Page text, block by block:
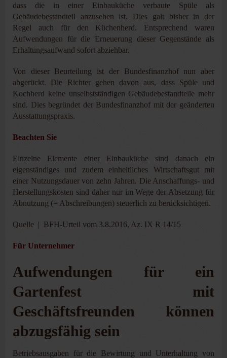
dass die in einer Einbauküche verbaute Spüle als
Gebäudebestandteil anzusehen ist. Dies galt bisher in der
Regel auch für den Küchenherd. Entsprechend waren
Aufwendungen für die Erneuerung dieser Gegenstände als
Erhaltungsaufwand sofort abziehbar.
Von dieser Beurteilung ist der Bundesfinanzhof nun aber
abgerückt. Die Richter gehen davon aus, dass Spüle und
Kochherd keine unselbstständigen Gebäudebestandteile mehr
sind. Dies begründet der Bundesfinanzhof mit der geänderten
Ausstattungspraxis.
Beachten Sie
Einzelne Elemente einer Einbauküche sind danach ein
eigenständiges und zudem einheitliches Wirtschaftsgut mit
einer Nutzungsdauer von zehn Jahren. Die Anschaffungs- und
Herstellungskosten sind daher nur im Wege der Absetzung für
Abnutzung (= Abschreibungen) steuerlich zu berücksichtigen.
Quelle | BFH-Urteil vom 3.8.2016, Az. IX R 14/15
Für Unternehmer
Aufwendungen für ein
Gartenfest mit
Geschäftsfreunden können
abzugsfähig sein
Betriebsausgaben für die Bewirtung und Unterhaltung von